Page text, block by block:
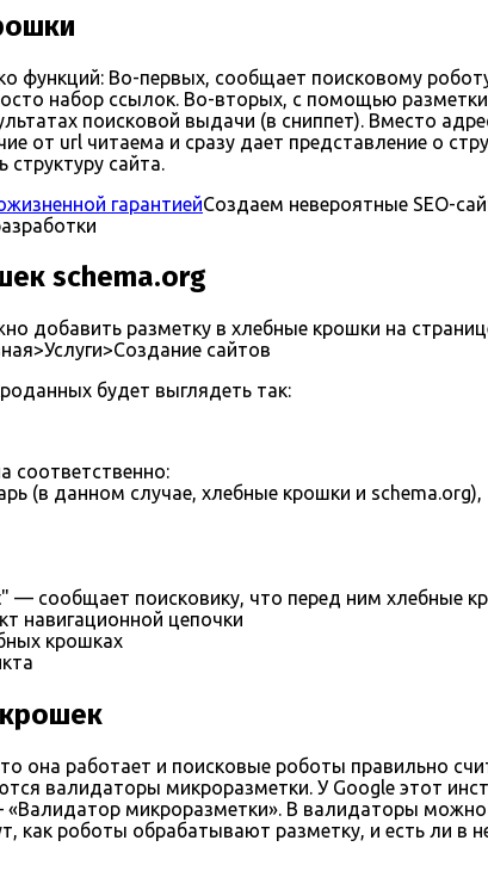
функций: Во-первых, сообщает поисковому
набор ссылок. Во-вторых, с помощью
поисковой выдачи (в сниппет). Вместо
от url читаема и сразу дает представление о
сайта.
гарантиейСоздаем невероятные SEO-
schema.org
добавить разметку в хлебные крошки на
сайтов
будет выглядеть так:
соответственно:
(в данном случае, хлебные крошки и schema.org),
сообщает поисковику, что перед ним хлебные
навигационной цепочки
крошках
она работает и поисковые роботы правильно
валидаторы микроразметки. У Google этот
микроразметки». В валидаторы можно
как роботы обрабатывают разметку, и есть ли в